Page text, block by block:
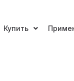
Купить